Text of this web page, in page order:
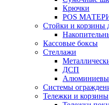
Крючки
POS
Стойки и корзины
Кассовые боксы
Стеллажи
ДСП
Системы
Тележки и корзины